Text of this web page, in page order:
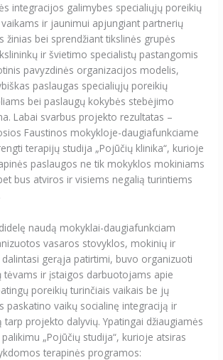
integracijos galimybes specialiųjų poreikių
ir jaunimui apjungiant partnerių
žinias bei sprendžiant tikslinės grupės
ir švietimo specialistų pastangomis
pavyzdinės organizacijos modelis,
paslaugas specialiųjų poreikių
bei paslaugų kokybės stebėjimo
Labai svarbus projekto rezultatas –
Faustinos mokykloje-daugiafunkciame
terapijų studija „Pojūčių klinika“, kurioje
paslaugos ne tik mokyklos mokiniams
bus atviros ir visiems negalią turintiems
naudą mokyklai-daugiafunkciam
vasaros stovyklos, mokinių ir
gerąja patirtimi, buvo organizuoti
ir įstaigos darbuotojams apie
poreikių turinčiais vaikais be jų
paskatino vaikų socialinę integraciją ir
tarp projekto dalyvių. Ypatingai džiaugiamės
„Pojūčių studija“, kurioje atsiras
terapinės programos: